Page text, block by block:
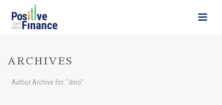
ARCHIVES
Author Archive for: "dino"